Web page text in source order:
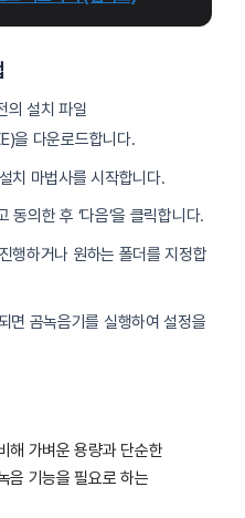
의 설치 파일
을 다운로드합니다.
치 마법사를 시작합니다.
동의한 후 ‘다음’을 클릭합니다.
행하거나 원하는 폴더를 지정합
면 곰녹음기를 실행하여 설정을
해 가벼운 용량과 단순한
음 기능을 필요로 하는